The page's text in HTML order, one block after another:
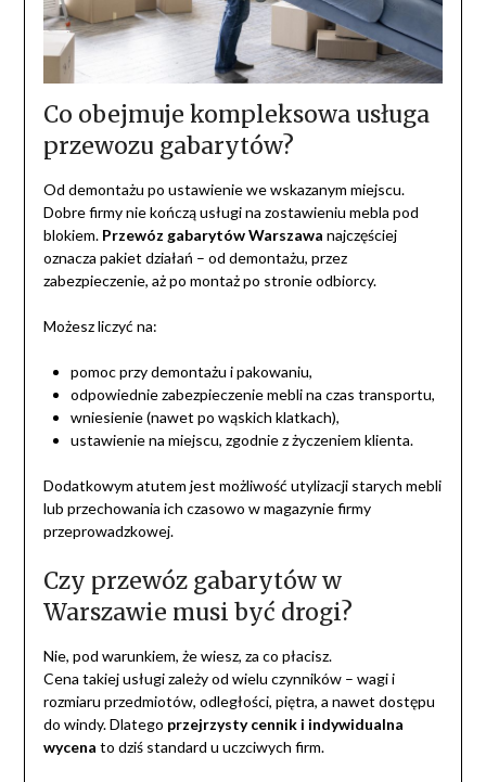
Co obejmuje kompleksowa usługa
przewozu gabarytów?
Od demontażu po ustawienie we wskazanym miejscu.
Dobre firmy nie kończą usługi na zostawieniu mebla pod
blokiem. Przewóz gabarytów Warszawa najczęściej
oznacza pakiet działań – od demontażu, przez
zabezpieczenie, aż po montaż po stronie odbiorcy.
Możesz liczyć na:
pomoc przy demontażu i pakowaniu,
odpowiednie zabezpieczenie mebli na czas transportu,
wniesienie (nawet po wąskich klatkach),
ustawienie na miejscu, zgodnie z życzeniem klienta.
Dodatkowym atutem jest możliwość utylizacji starych mebli
lub przechowania ich czasowo w magazynie firmy
przeprowadzkowej.
Czy przewóz gabarytów w
Warszawie musi być drogi?
Nie, pod warunkiem, że wiesz, za co płacisz.
Cena takiej usługi zależy od wielu czynników – wagi i
rozmiaru przedmiotów, odległości, piętra, a nawet dostępu
do windy. Dlatego przejrzysty cennik i indywidualna
wycena to dziś standard u uczciwych firm.